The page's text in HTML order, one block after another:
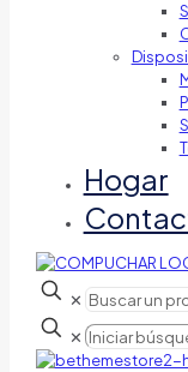
Hogar
✕
✕